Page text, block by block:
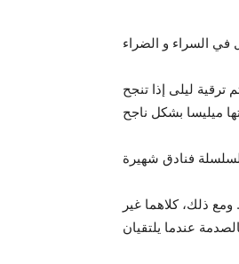
السراء و الضراء
ليلى إذا تنجح
ميليسا بشكل ناجح
فنادق شهيرة
ذلك، كلاهما غير
عندما يلتقيان